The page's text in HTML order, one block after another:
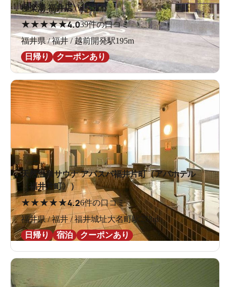
極楽湯 福井店
★★★★★4.039件の口コミ
福井県 / 福井 / 越前開発駅195m
日帰り
クーポンあり
天然温泉サウナ アパスパ福井片町（アパホテル
〈福井片町〉）
★★★★★4.26件の口コミ
福井県 / 福井 / 福井城址大名町駅253m
日帰り
宿泊 クーポンあり